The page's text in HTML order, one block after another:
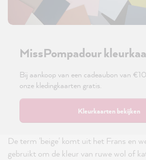
MissPompadour
Bij aankoop van een cadeaubon van
onze kledingkaarten gratis.
Kleurkaarten bekijken
De term 'beige' komt uit het Frans en
gebruikt om de kleur van ruwe wol of